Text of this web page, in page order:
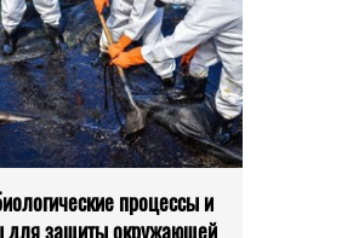
процессы и
для защиты окружающей